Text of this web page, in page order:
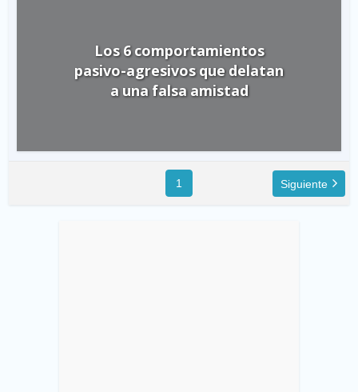
Los 6 comportamientos
pasivo-agresivos que delatan
a una falsa amistad
1 Siguiente